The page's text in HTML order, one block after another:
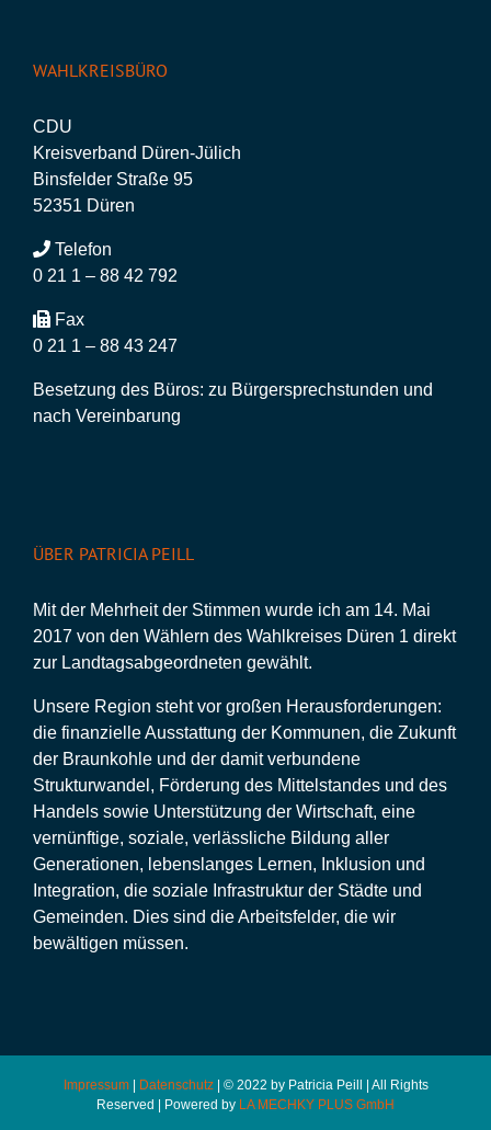
WAHLKREISBÜRO
CDU
Kreisverband Düren-Jülich
Binsfelder Straße 95
52351 Düren
Telefon
0 21 1 – 88 42 792
Fax
0 21 1 – 88 43 247
Besetzung des Büros: zu Bürgersprechstunden und
nach Vereinbarung
ÜBER PATRICIA PEILL
Mit der Mehrheit der Stimmen wurde ich am 14. Mai
2017 von den Wählern des Wahlkreises Düren 1 direkt
zur Landtagsabgeordneten gewählt.
Unsere Region steht vor großen Herausforderungen:
die finanzielle Ausstattung der Kommunen, die Zukunft
der Braunkohle und der damit verbundene
Strukturwandel, Förderung des Mittelstandes und des
Handels sowie Unterstützung der Wirtschaft, eine
vernünftige, soziale, verlässliche Bildung aller
Generationen, lebenslanges Lernen, Inklusion und
Integration, die soziale Infrastruktur der Städte und
Gemeinden. Dies sind die Arbeitsfelder, die wir
bewältigen müssen.
Impressum| Datenschutz| © 2022 by Patricia Peill | All Rights
Reserved | Powered by LA MECHKY PLUS GmbH